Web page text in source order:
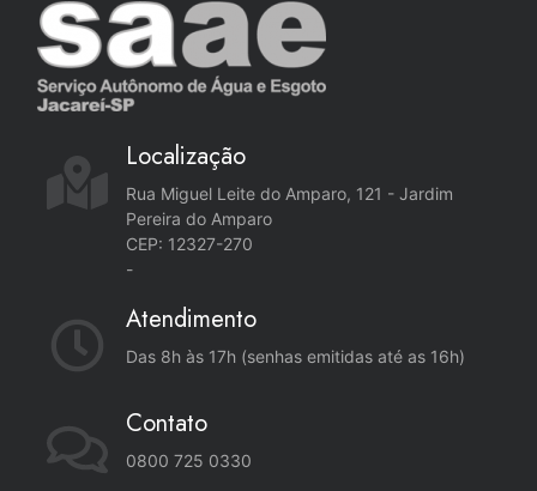
Localização
Rua Miguel Leite do Amparo, 121 - Jardim
Pereira do Amparo
CEP: 12327-270
-
Atendimento
Das 8h às 17h (senhas emitidas até as 16h)
Contato
0800 725 0330